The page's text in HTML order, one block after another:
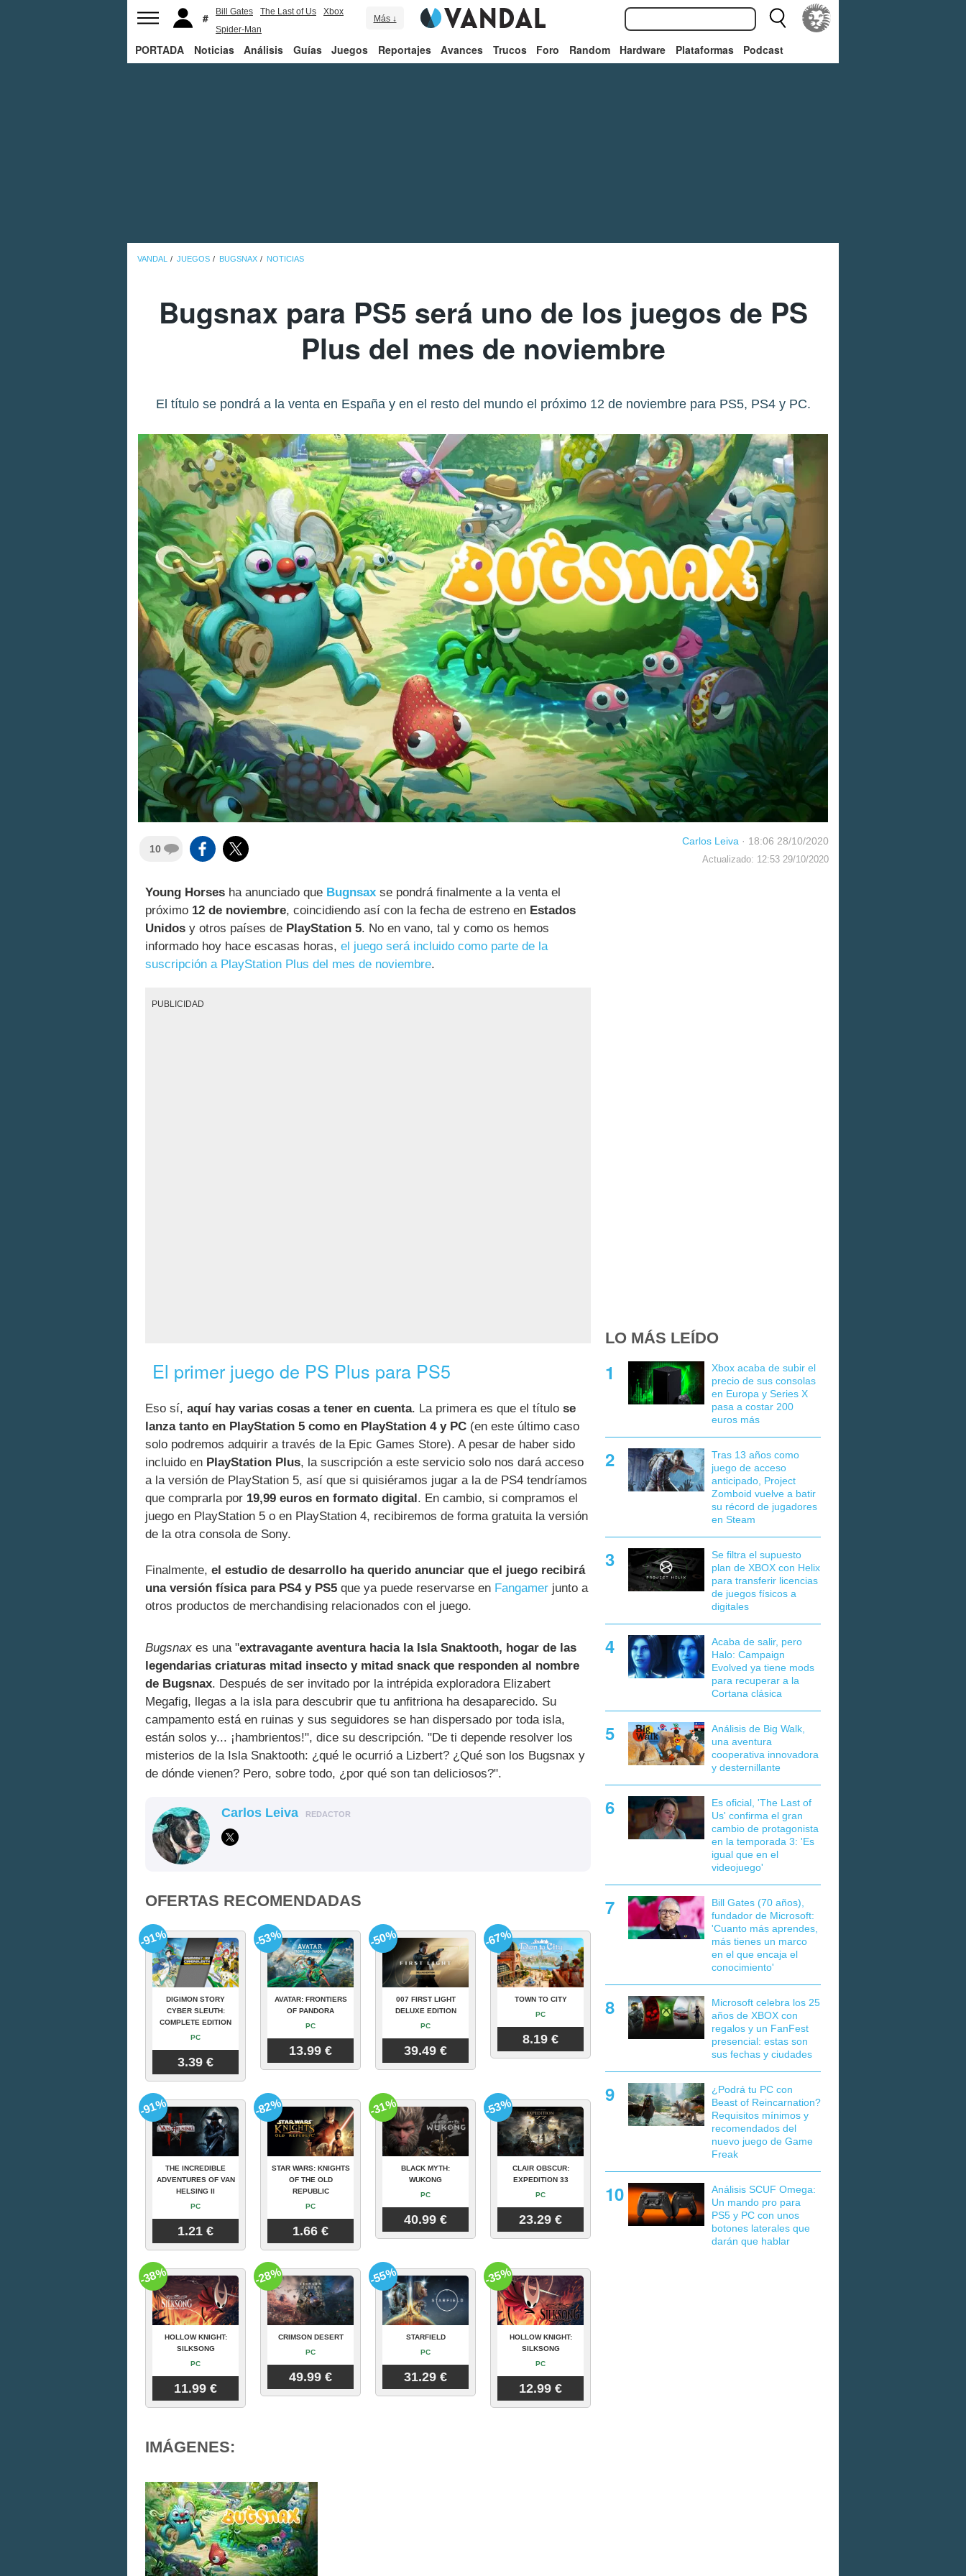
Bill Gates The Last of Us
Xbox
Spider-Man
Más ↓
PORTADA Noticias Análisis Guías Juegos Reportajes Avances Trucos Foro Random Hardware Plataformas Podcast
VANDAL JUEGOS BUGSNAX NOTICIAS
Bugsnax para PS5 será uno de los juegos de PS
Plus del mes de noviembre
El título se pondrá a la venta en España y en el resto del mundo el próximo 12 de noviembre para PS5, PS4 y PC.
10
Carlos Leiva · 18:06 28/10/2020
Actualizado: 12:53 29/10/2020
Young Horses ha anunciado que Bugnsax se pondrá finalmente a la venta el
próximo 12 de noviembre, coincidiendo así con la fecha de estreno en Estados
Unidos y otros países de PlayStation 5. No en vano, tal y como os hemos
informado hoy hace escasas horas, el juego será incluido como parte de la
suscripción a PlayStation Plus del mes de noviembre.
PUBLICIDAD
El primer juego de PS Plus para PS5
Eso sí, aquí hay varias cosas a tener en cuenta. La primera es que el título se
lanza tanto en PlayStation 5 como en PlayStation 4 y PC (en este último caso
solo podremos adquirir a través de la Epic Games Store). A pesar de haber sido
incluido en PlayStation Plus, la suscripción a este servicio solo nos dará acceso
a la versión de PlayStation 5, así que si quisiéramos jugar a la de PS4 tendríamos
que comprarla por 19,99 euros en formato digital. En cambio, si compramos el
juego en PlayStation 5 o en PlayStation 4, recibiremos de forma gratuita la versión
de la otra consola de Sony.
Finalmente, el estudio de desarrollo ha querido anunciar que el juego recibirá
una versión física para PS4 y PS5 que ya puede reservarse en Fangamer junto a
otros productos de merchandising relacionados con el juego.
Bugsnax es una "extravagante aventura hacia la Isla Snaktooth, hogar de las
legendarias criaturas mitad insecto y mitad snack que responden al nombre
de Bugsnax. Después de ser invitado por la intrépida exploradora Elizabert
Megafig, llegas a la isla para descubrir que tu anfitriona ha desaparecido. Su
campamento está en ruinas y sus seguidores se han dispersado por toda isla,
están solos y... ¡hambrientos!", dice su descripción. "De ti depende resolver los
misterios de la Isla Snaktooth: ¿qué le ocurrió a Lizbert? ¿Qué son los Bugsnax y
de dónde vienen? Pero, sobre todo, ¿por qué son tan deliciosos?".
Carlos Leiva REDACTOR
OFERTAS RECOMENDADAS
DIGIMON STORY
CYBER SLEUTH:
COMPLETE EDITION
PC
3.39 €
-91%
AVATAR: FRONTIERS
OF PANDORA
PC
13.99 €
-53%
007 FIRST LIGHT
DELUXE EDITION
PC
39.49 €
-50%
TOWN TO CITY
PC
8.19 €
-67%
THE INCREDIBLE
ADVENTURES OF VAN
HELSING II
PC
1.21 €
-91%
STAR WARS: KNIGHTS
OF THE OLD
REPUBLIC
PC
1.66 €
-82%
BLACK MYTH:
WUKONG
PC
40.99 €
-31%
CLAIR OBSCUR:
EXPEDITION 33
PC
23.29 €
-53%
HOLLOW KNIGHT:
SILKSONG
PC
11.99 €
-38%
CRIMSON DESERT
PC
49.99 €
-28%
STARFIELD
PC
31.29 €
-55%
HOLLOW KNIGHT:
SILKSONG
PC
12.99 €
-35%
IMÁGENES:
LO MÁS LEÍDO
Xbox acaba de subir el
precio de sus consolas
en Europa y Series X
pasa a costar 200
euros más
Tras 13 años como
juego de acceso
anticipado, Project
Zomboid vuelve a batir
su récord de jugadores
en Steam
Se filtra el supuesto
plan de XBOX con Helix
para transferir licencias
de juegos físicos a
digitales
Acaba de salir, pero
Halo: Campaign
Evolved ya tiene mods
para recuperar a la
Cortana clásica
Análisis de Big Walk,
una aventura
cooperativa innovadora
y desternillante
Es oficial, 'The Last of
Us' confirma el gran
cambio de protagonista
en la temporada 3: 'Es
igual que en el
videojuego'
Bill Gates (70 años),
fundador de Microsoft:
'Cuanto más aprendes,
más tienes un marco
en el que encaja el
conocimiento'
Microsoft celebra los 25
años de XBOX con
regalos y un FanFest
presencial: estas son
sus fechas y ciudades
¿Podrá tu PC con
Beast of Reincarnation?
Requisitos mínimos y
recomendados del
nuevo juego de Game
Freak
Análisis SCUF Omega:
Un mando pro para
PS5 y PC con unos
botones laterales que
darán que hablar